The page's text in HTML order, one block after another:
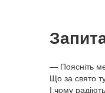
— Поясніть
Що за свято
І чому